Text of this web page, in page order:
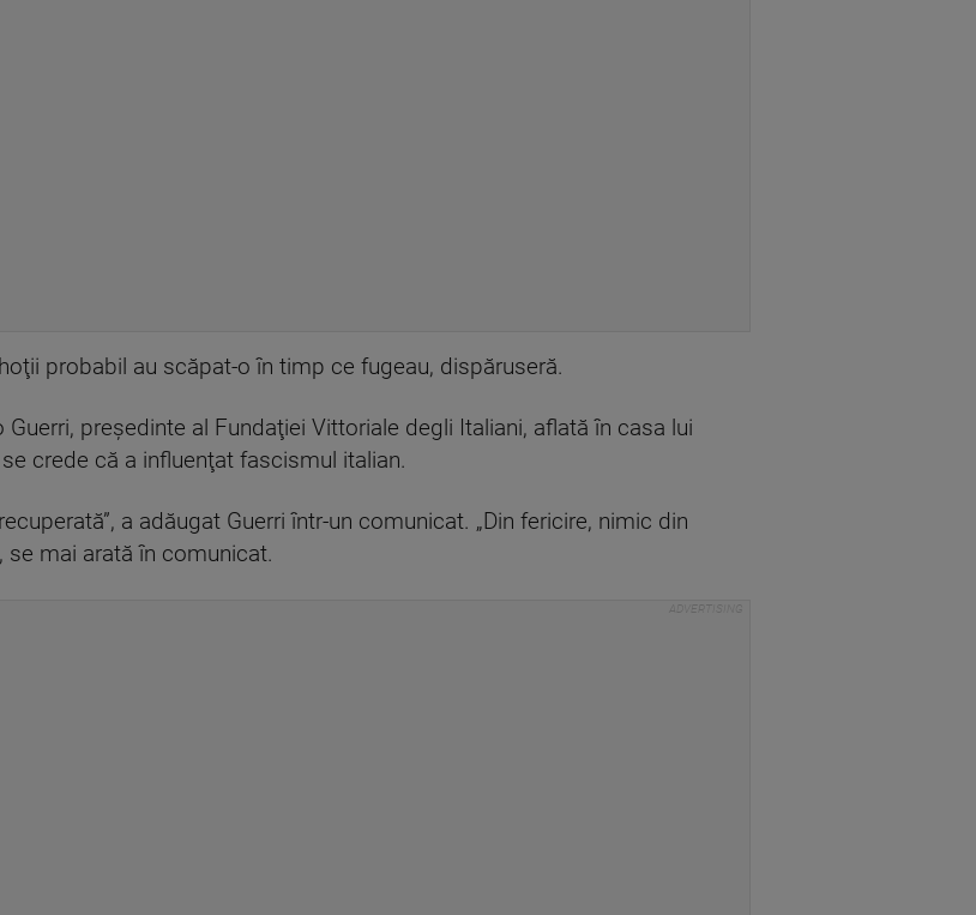
probabil au scăpat-o în timp ce fugeau, dispăruseră.
preşedinte al Fundaţiei Vittoriale degli Italiani, aflată în casa lui
crede că a influenţat fascismul italian.
a adăugat Guerri într-un comunicat. „Din fericire, nimic din
se mai arată în comunicat.